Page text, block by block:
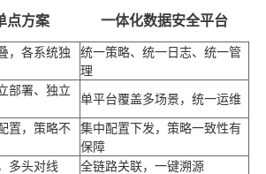
点方案 一体化数据安全平台
，各系统独
统一策略、统一日志、统一管
理
部署、独立
单平台覆盖多场景，统一运维
置，策略不
集中配置下发，策略一致性有
保障
多头对线
全链路关联，一键溯源